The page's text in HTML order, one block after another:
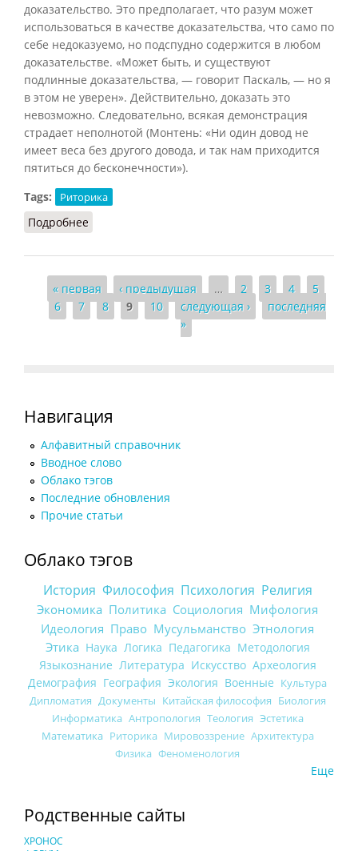
доказательство. Это предполагает, что разум может
использоваться в качестве доказательства, что само по
себе недоказуемо, но подспудно содержится в любом
доказательстве. «Может быть, и существуют
подлинные доказательства, — говорит Паскаль, — но я
в этом не уверен». Действительно, доказать это
невозможно. Следовательно, всякая демонстрация
страдает неполнотой (Монтень: «Ни один довод не
имеет веса без другого довода, и так нам приходится
пятиться до бесконечности»).
Tags:
Риторика
Подробнее
Страницы
« первая ‹ предыдущая … 2 3 4
5
6
7 8 9 10 следующая ›
последняя
»
Навигация
Алфавитный справочник
Вводное слово
Облако тэгов
Последние обновления
Прочие статьи
Облако тэгов
История Философия Психология Религия
Экономика Политика Социология Мифология
Идеология Право Мусульманство Этнология
Этика Наука Логика Педагогика Методология
Языкознание Литература Искусство Археология
Демография География Экология Военные Культура
Дипломатия Документы Китайская философия Биология
Информатика Антропология Теология Эстетика
Математика Риторика Мировоззрение Архитектура
Физика Феноменология
Еще
Родственные сайты
ХРОНОС